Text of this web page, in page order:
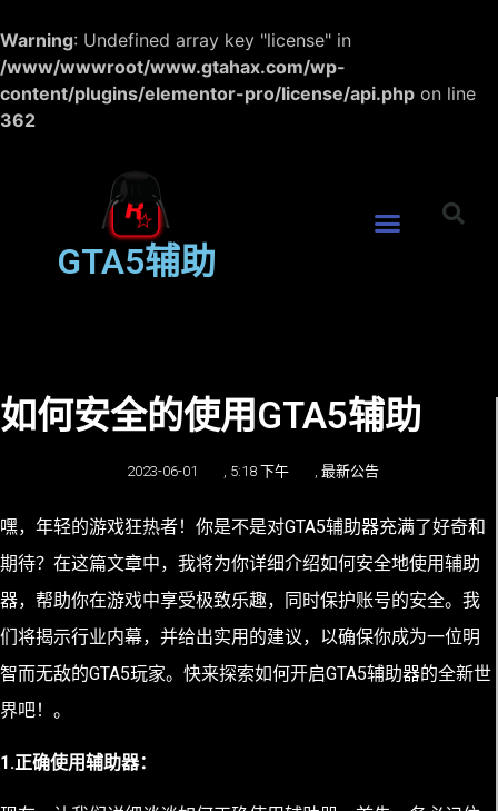
Warning: Undefined array key "license" in
/www/wwwroot/www.gtahax.com/wp-
content/plugins/elementor-pro/license/api.php on line
362
GTA5辅助
如何安全的使用GTA5辅助
2023-06-01 5:18 下午 最新公告
嘿，年轻的游戏狂热者！你是不是对GTA5辅助器充满了好奇和
期待？在这篇文章中，我将为你详细介绍如何安全地使用辅助
器，帮助你在游戏中享受极致乐趣，同时保护账号的安全。我
们将揭示行业内幕，并给出实用的建议，以确保你成为一位明
智而无敌的GTA5玩家。快来探索如何开启GTA5辅助器的全新世
界吧！。
1.正确使用辅助器：